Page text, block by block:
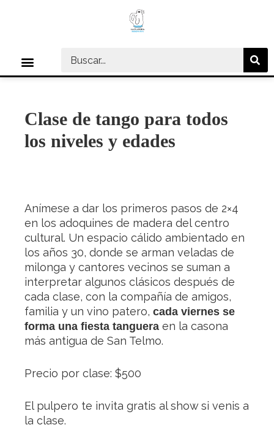
Menú
Clase de tango para todos
los niveles y edades
Anímese a dar los primeros pasos de 2×4
en los adoquines de madera del centro
cultural. Un espacio cálido ambientado en
los años 30, donde se arman veladas de
milonga y cantores vecinos se suman a
interpretar algunos clásicos después de
cada clase, con la compañía de amigos,
familia y un vino patero, cada viernes se
forma una fiesta tanguera en la casona
más antigua de San Telmo.
Precio por clase: $500
El pulpero te invita gratis al show si venis a
la clase.